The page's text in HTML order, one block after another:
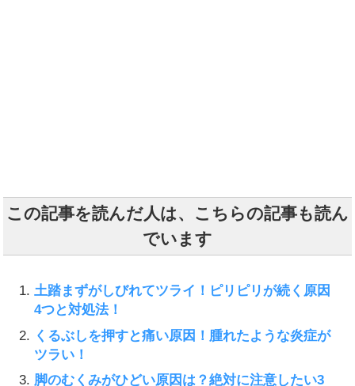
この記事を読んだ人は、こちらの記事も読ん
でいます
土踏まずがしびれてツライ！ピリピリが続く原因
4つと対処法！
くるぶしを押すと痛い原因！腫れたような炎症が
ツラい！
脚のむくみがひどい原因は？絶対に注意したい3